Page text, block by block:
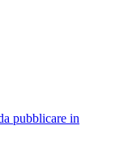
pubblicare in